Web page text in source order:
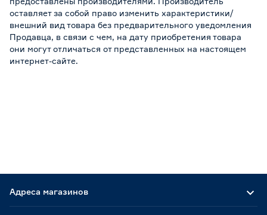
оставляет за собой право изменить характеристики/
внешний вид товара без предварительного уведомления
Продавца, в связи с чем, на дату приобретения товара
они могут отличаться от представленных на настоящем
интернет-сайте.
Адреса магазинов